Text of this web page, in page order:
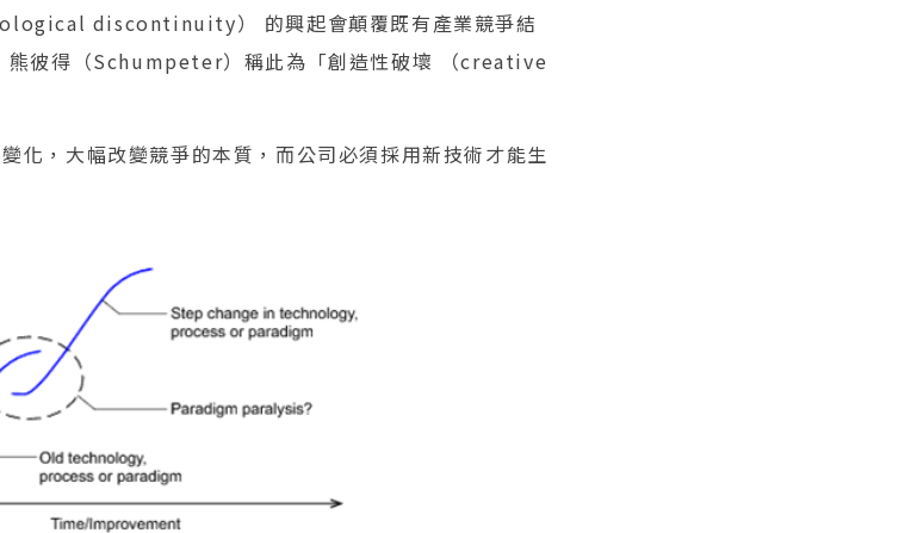
discontinuity） 的興起會顛覆既有產業競爭結
熊彼得（Schumpeter）稱此為「創造性破壞 （creative
化，大幅改變競爭的本質，而公司必須採用新技術才能生